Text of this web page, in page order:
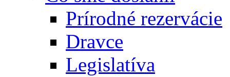
Prírodné rezervácie
Dravce
Legislatíva